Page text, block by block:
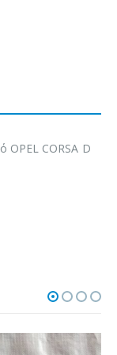
OPEL CORSA D